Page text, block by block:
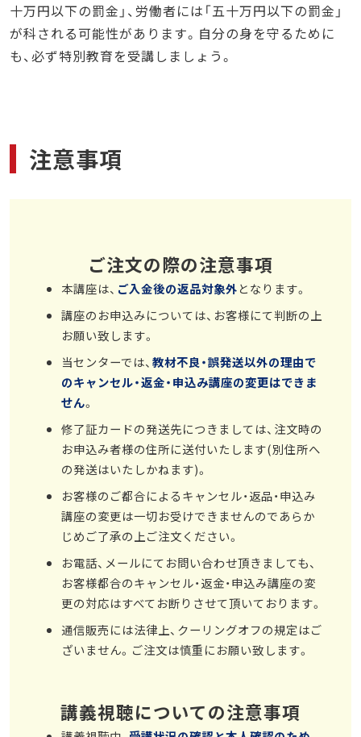
十万円以下の罰金」、労働者には「五十万円以下の罰金」
が科される可能性があります。自分の身を守るために
も、必ず特別教育を受講しましょう。
注意事項
ご注文の際の注意事項
本講座は、 ご入金後の返品対象外となります。
講座のお申込みについては、お客様にて判断の上
お願い致します。
当センターでは、 教材不良・誤発送以外の理由で
のキャンセル・返金・申込み講座の変更はできま
せん。
修了証カードの発送先につきましては、注文時の
お申込み者様の住所に送付いたします(別住所へ
の発送はいたしかねます)。
お客様のご都合によるキャンセル・返品・申込み
講座の変更は一切お受けできませんのであらか
じめご了承の上ご注文ください。
お電話、メールにてお問い合わせ頂きましても、
お客様都合のキャンセル・返金・申込み講座の変
更の対応はすべてお断りさせて頂いております。
通信販売には法律上、クーリングオフの規定はご
ざいません。ご注文は慎重にお願い致します。
講義視聴についての注意事項